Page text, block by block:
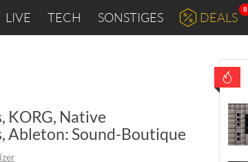
LIVE TECH SONSTIGES DEALS
8
KORG, Native
Ableton: Sound-Boutique